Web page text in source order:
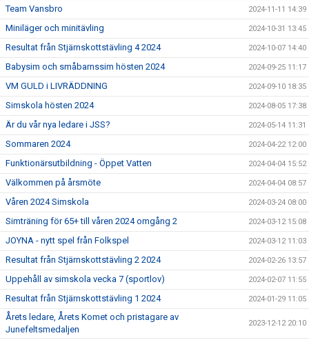
Team Vansbro 2024-11-11 14:39
Miniläger och minitävling 2024-10-31 13:45
Resultat från Stjärnskottstävling 4 2024 2024-10-07 14:40
Babysim och småbarnssim hösten 2024 2024-09-25 11:17
VM GULD i LIVRÄDDNING 2024-09-10 18:35
Simskola hösten 2024 2024-08-05 17:38
Är du vår nya ledare i JSS? 2024-05-14 11:31
Sommaren 2024 2024-04-22 12:00
Funktionärsutbildning - Öppet Vatten 2024-04-04 15:52
Välkommen på årsmöte 2024-04-04 08:57
Våren 2024 Simskola 2024-03-24 08:00
Simträning för 65+ till våren 2024 omgång 2 2024-03-12 15:08
JOYNA - nytt spel från Folkspel 2024-03-12 11:03
Resultat från Stjärnskottstävling 2 2024 2024-02-26 13:57
Uppehåll av simskola vecka 7 (sportlov) 2024-02-07 11:55
Resultat från Stjärnskottstävling 1 2024 2024-01-29 11:05
Årets ledare, Årets Komet och pristagare av
Junefeltsmedaljen
2023-12-12 20:10